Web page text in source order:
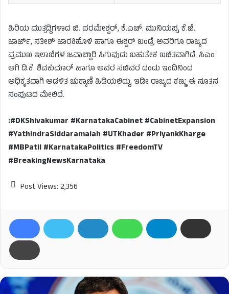
ಹಿರಿಯ ಮುತ್ಸದ್ದಿಗಳಾದ ಜಿ. ಪರಮೇಶ್ವರ್, ಕೆ.ಎಚ್. ಮುನಿಯಪ್ಪ, ಕೆ.ಜೆ.
ಜಾರ್ಜ್, ಸತೀಶ್ ಜಾರಕಿಹೊಳಿ ಹಾಗೂ ಈಶ್ವರ್ ಖಂಡ್ರೆ ಅವರಿಗೂ ರಾಜ್ಯದ
ಪ್ರಮುಖ ಇಲಾಖೆಗಳ ಜವಾಬ್ದಾರಿ ಸಿಗುವುದು ಬಹುತೇಕ ಖಚಿತವಾಗಿದೆ. ಸಿಎಂ
ಆಗಿ ಡಿ.ಕೆ. ಶಿವಕುಮಾರ್ ಹಾಗೂ ಅವರ ಸಚಿವರ ದಂಡು ಇಂದಿನಿಂದ
ಅಧಿಕೃತವಾಗಿ ಆಡಳಿತ ಚುಕ್ಕಾಣಿ ಹಿಡಿಯಲಿದ್ದು, ಇಡೀ ರಾಜ್ಯದ ಕಣ್ಣು ಈ ನೂತನ
ಸಂಪುಟದ ಮೇಲಿದೆ.
:#DKShivakumar #KarnatakaCabinet #CabinetExpansion
#YathindraSiddaramaiah #UTKhader #PriyankKharge
#MBPatil #KarnatakaPolitics #FreedomTV
#BreakingNewsKarnataka
Post Views: 2,356